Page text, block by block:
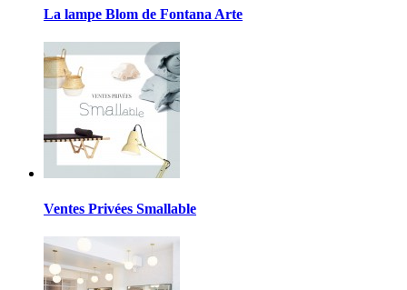
La lampe Blom de Fontana Arte
Ventes Privées Smallable